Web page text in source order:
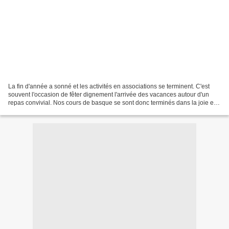
La fin d'année a sonné et les activités en associations se terminent. C'est
souvent l'occasion de fêter dignement l'arrivée des vacances autour d'un
repas convivial. Nos cours de basque se sont donc terminés dans la joie et